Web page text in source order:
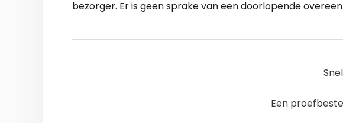
bezorger. Er is geen sprake van een doorlopende
Een